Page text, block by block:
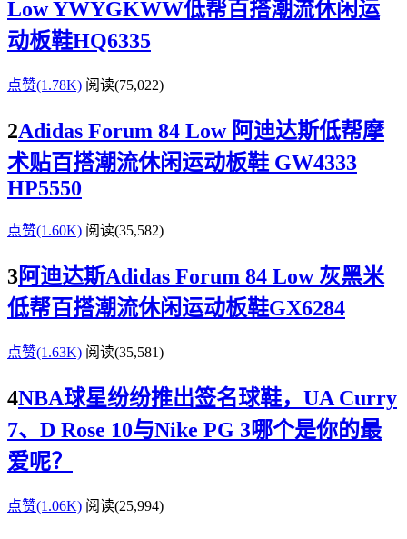
Low YWYGKWW低帮百搭潮流休闲运
动板鞋HQ6335
点赞(1.78K) 阅读(75,022)
2Adidas Forum 84 Low 阿迪达斯低帮摩
术贴百搭潮流休闲运动板鞋 GW4333
HP5550
点赞(1.60K) 阅读(35,582)
3阿迪达斯Adidas Forum 84 Low 灰黑米
低帮百搭潮流休闲运动板鞋GX6284
点赞(1.63K) 阅读(35,581)
4NBA球星纷纷推出签名球鞋，UA Curry
7、D Rose 10与Nike PG 3哪个是你的最
爱呢？
点赞(1.06K) 阅读(25,994)